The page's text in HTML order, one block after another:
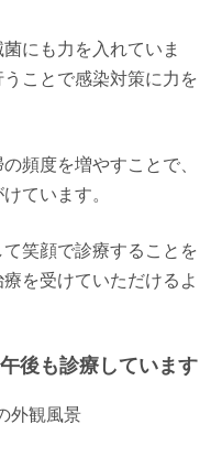
にも力を入れていま
ことで感染対策に力を
頻度を増やすことで、
ています。
笑顔で診療することを
を受けていただけるよ
後も診療しています